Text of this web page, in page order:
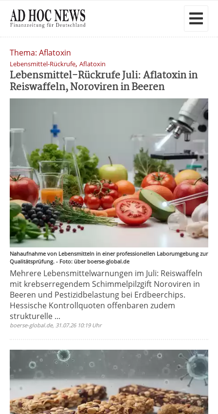
Thema: Aflatoxin
Lebensmittel-Rückrufe, Aflatoxin
Lebensmittel-Rückrufe Juli: Aflatoxin in
Reiswaffeln, Noroviren in Beeren
Nahaufnahme von Lebensmitteln in einer professionellen Laborumgebung zur
Qualitätsprüfung. - Foto: über boerse-global.de
Mehrere Lebensmittelwarnungen im Juli: Reiswaffeln
mit krebserregendem Schimmelpilzgift Noroviren in
Beeren und Pestizidbelastung bei Erdbeerchips.
Hessische Kontrollquoten offenbaren zudem
strukturelle ...
boerse-global.de, 31.07.26 10:19 Uhr